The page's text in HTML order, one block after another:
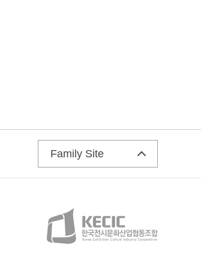
Family Site